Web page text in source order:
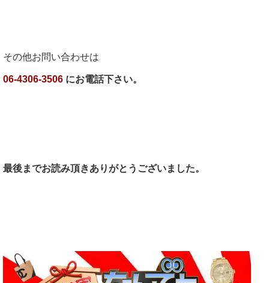
その他お問い合わせは
06-4306-3506 にお電話下さい。
最後までお読み頂きありがとうございました。